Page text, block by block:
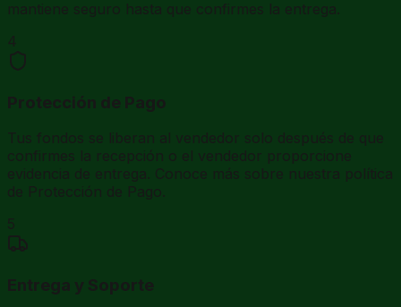
mantiene seguro hasta que confirmes la entrega.
4
Protección de Pago
Tus fondos se liberan al vendedor solo después de que
confirmes la recepción o el vendedor proporcione
evidencia de entrega. Conoce más sobre nuestra política
de Protección de Pago.
5
Entrega y Soporte